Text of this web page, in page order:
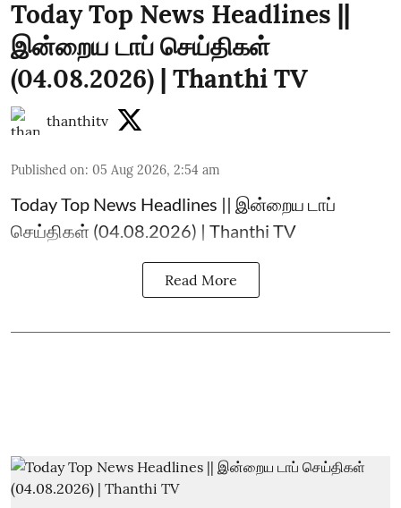
Today Top News Headlines ||
இன்றைய டாப் செய்திகள்
(04.08.2026) | Thanthi TV
thanthitv
Published on: 05 Aug 2026, 2:54 am
Today Top News Headlines || இன்றைய டாப்
செய்திகள் (04.08.2026) | Thanthi TV
Read More